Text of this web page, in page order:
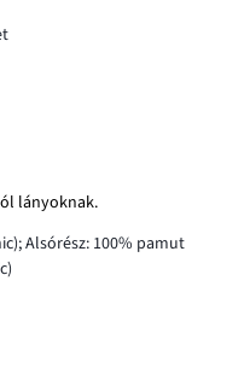
lányoknak.
Alsórész: 100% pamut